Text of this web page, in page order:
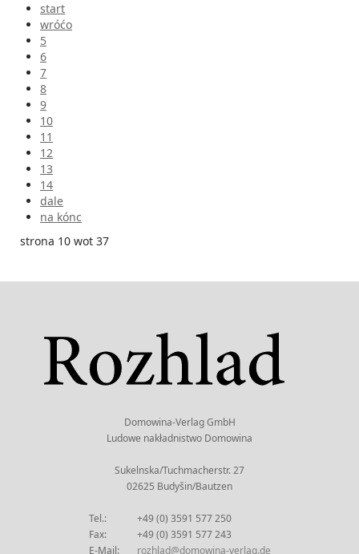
start
wróćo
5
6
7
8
9
10
11
12
13
14
dale
na kónc
strona 10 wot 37
Domowina-Verlag GmbH
Ludowe nakładnistwo Domowina
Sukelnska/Tuchmacherstr. 27
02625 Budyšin/Bautzen
Tel.:
+49 (0) 3591 577 250
Fax:
+49 (0) 3591 577 243
E-Mail:
rozhlad@domowina-verlag.de